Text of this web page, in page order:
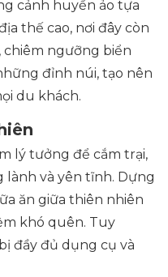
cảnh huyền ảo tựa
thế cao, nơi đây còn
chiêm ngưỡng biển
đỉnh núi, tạo nên
du khách.
lý tưởng để cắm trại,
và yên tĩnh. Dựng
ăn giữa thiên nhiên
khó quên. Tuy
đầy đủ dụng cụ và